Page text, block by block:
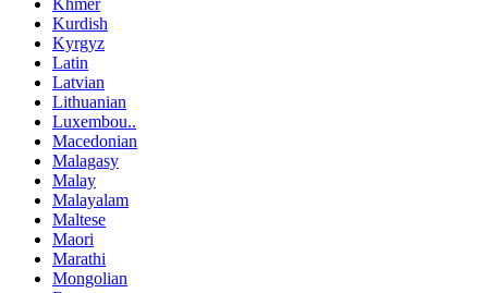
Kurdish
Kyrgyz
Latin
Latvian
Lithuanian
Luxembou..
Macedonian
Malagasy
Malay
Malayalam
Maltese
Maori
Marathi
Mongolian